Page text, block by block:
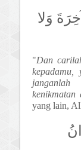
وَلا
"Dan
kepadamu,
kenikmatan
yang lain,